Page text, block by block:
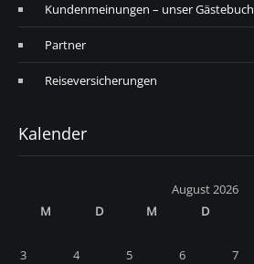
Kundenmeinungen – unser Gästebuch
Partner
Reiseversicherungen
Kalender
August 2026
M
D M D
3
4 5 6 7